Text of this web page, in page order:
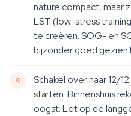
nature compact, maar
LST (low-stress
te creëren. SOG- en
bijzonder goed gezien
Schakel over naar 12/
starten. Binnenshuis
oogst. Let op de